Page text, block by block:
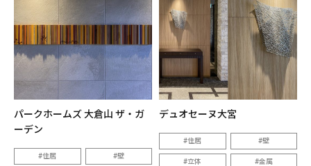
パークホームズ 大倉山 ザ・ガ
ーデン
住居 壁
デュオセーヌ大宮
住居 壁
立体 金属